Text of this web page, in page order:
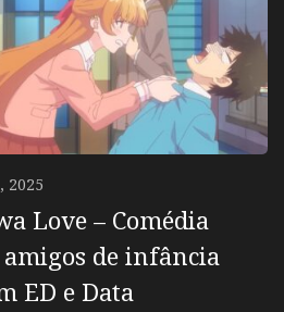
2025
Love – Comédia
de infância
ED e Data